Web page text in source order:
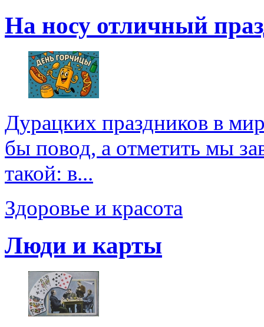
На носу отличный
Дурацких праздников в
бы повод, а отметить мы
такой: в...
Здоровье и красота
Люди и карты